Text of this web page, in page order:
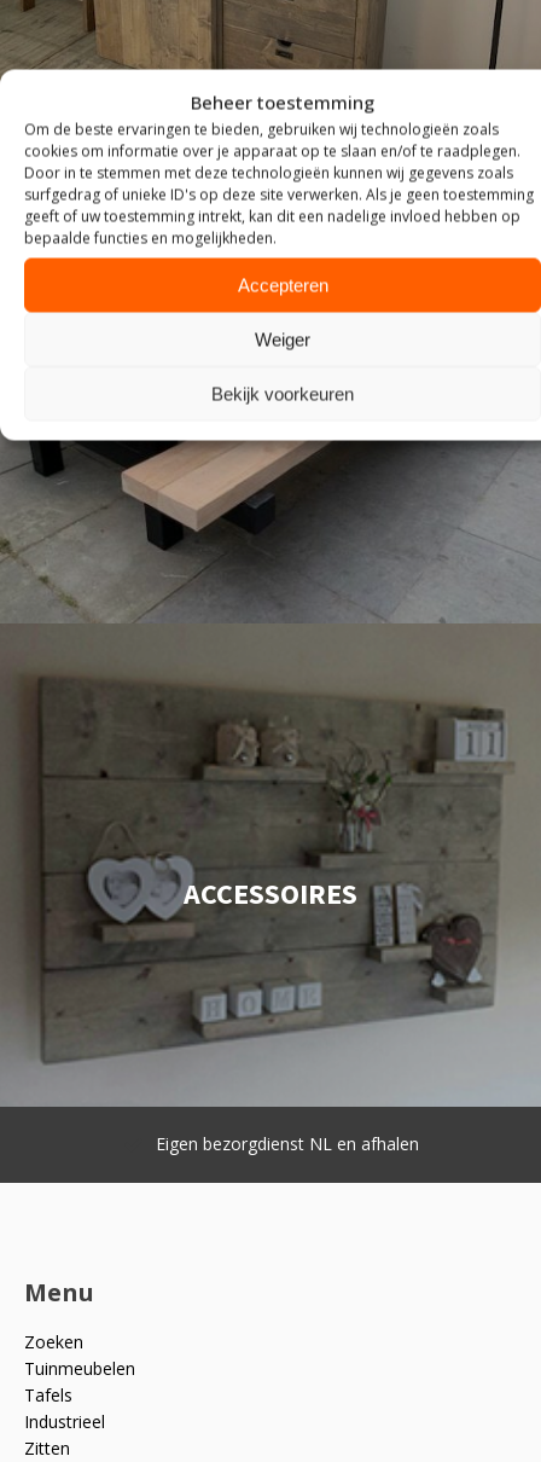
Beheer toestemming
Om de beste ervaringen te bieden, gebruiken wij technologieën zoals
cookies om informatie over je apparaat op te slaan en/of te raadplegen.
Door in te stemmen met deze technologieën kunnen wij gegevens zoals
surfgedrag of unieke ID's op deze site verwerken. Als je geen toestemming
geeft of uw toestemming intrekt, kan dit een nadelige invloed hebben op
bepaalde functies en mogelijkheden.
Accepteren
Weiger
Bekijk voorkeuren
TUIN
ACCESSOIRES
Eigen bezorgdienst NL en afhalen
Menu
Zoeken
Tuinmeubelen
Tafels
Industrieel
Zitten